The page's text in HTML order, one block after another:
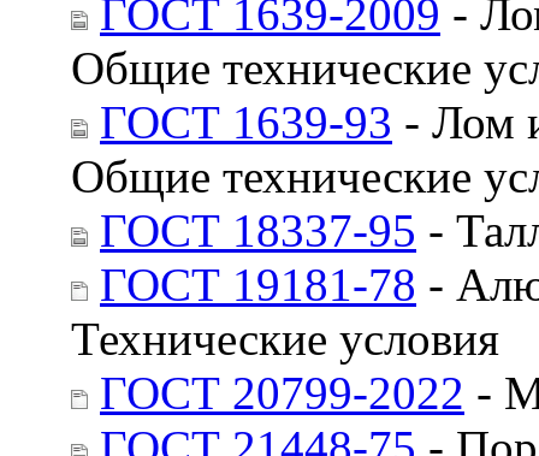
ГОСТ 1639-2009 -
Общие технические
ГОСТ 1639-93 - Лом
Общие технические
ГОСТ 18337-95 -
ГОСТ 19181-78 -
Технические условия
ГОСТ 20799-2022 -